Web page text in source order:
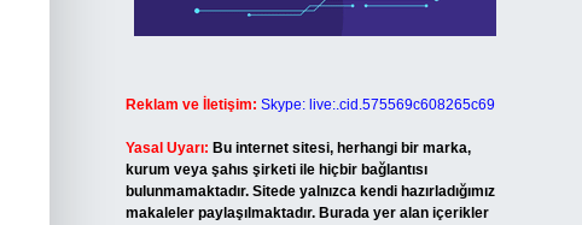
Reklam ve İletişim: Skype: live:.cid.575569c608265c69
Yasal Uyarı: Bu internet sitesi, herhangi bir marka,
kurum veya şahıs şirketi ile hiçbir bağlantısı
bulunmamaktadır. Sitede yalnızca kendi hazırladığımız
makaleler paylaşılmaktadır. Burada yer alan içerikler